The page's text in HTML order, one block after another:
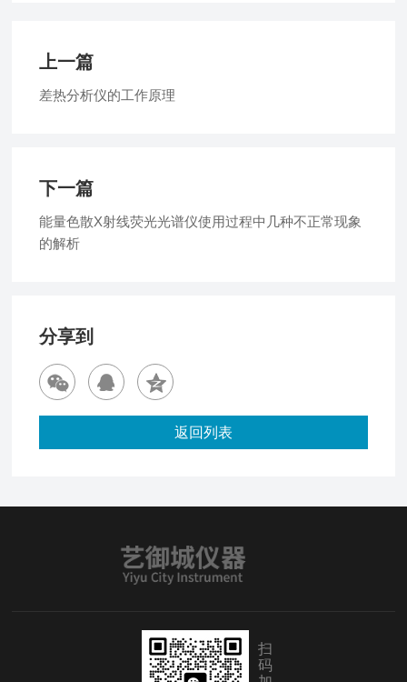
上一篇
差热分析仪的工作原理
下一篇
能量色散X射线荧光光谱仪使用过程中几种不正常现象
的解析
分享到
返回列表
扫
码